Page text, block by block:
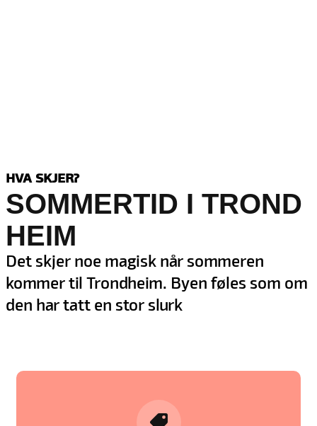
HVA SKJER?
SOMMERTID I TROND
HEIM
Det skjer noe magisk når sommeren
kommer til Trondheim. Byen føles som om
den har tatt en stor slurk